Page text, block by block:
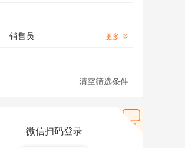
销售员
更多
清空筛选条件
微信扫码登录